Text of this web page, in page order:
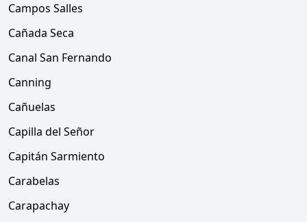
Campos Salles
Cañada Seca
Canal San Fernando
Canning
Cañuelas
Capilla del Señor
Capitán Sarmiento
Carabelas
Carapachay